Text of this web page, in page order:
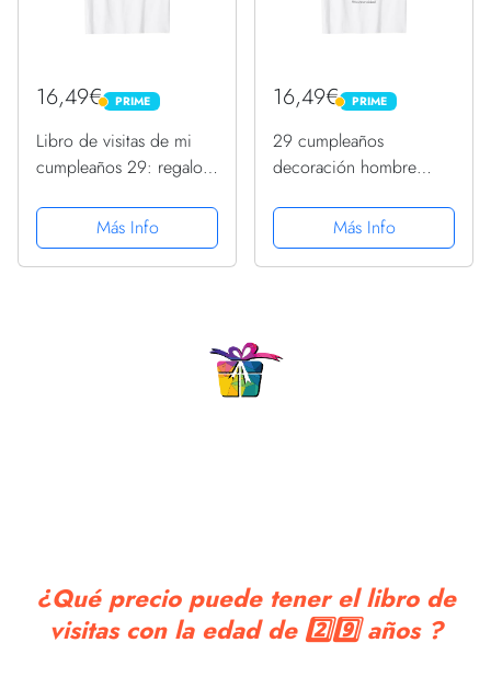
16,49€ PRIME
PRIME
Libro de visitas de mi
cumpleaños 29: regalos
mujeres Camiseta
Más Info
16,49€ PRIME
PRIME
29 cumpleaños
decoración hombre
cumpleaños cumpleaños
Camiseta
Más Info
¿Qué precio puede tener el libro de
visitas con la edad de 2️⃣9️⃣ años ?